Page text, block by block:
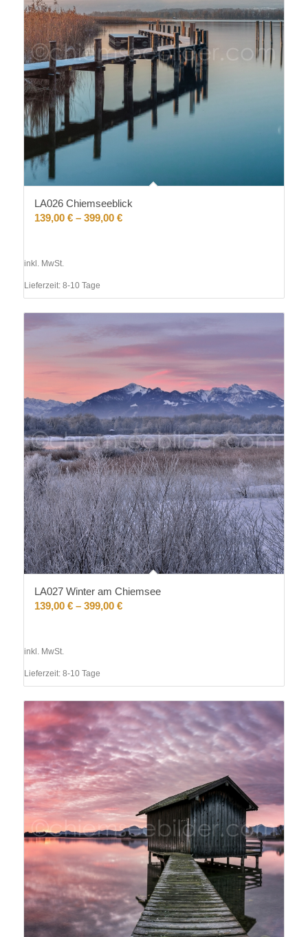
LA026 Chiemseeblick
139,00 €– 399,00 €
inkl. MwSt.
Lieferzeit: 8-10 Tage
LA027 Winter am Chiemsee
139,00 €– 399,00 €
inkl. MwSt.
Lieferzeit: 8-10 Tage